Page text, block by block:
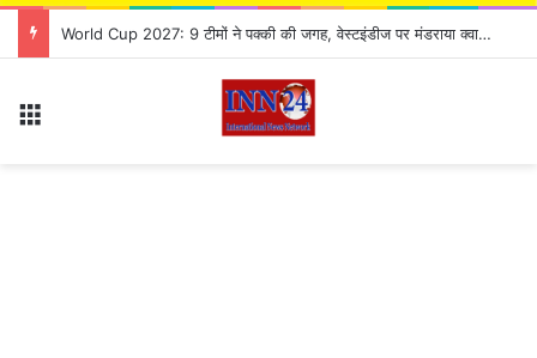
World Cup 2027: 9 टीमों ने पक्की की जगह, वेस्टइंडीज पर मंडराया क्वालिफिकेशन का संकट